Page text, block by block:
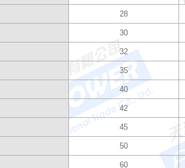
28
30
32
35
40
42
45
50
60